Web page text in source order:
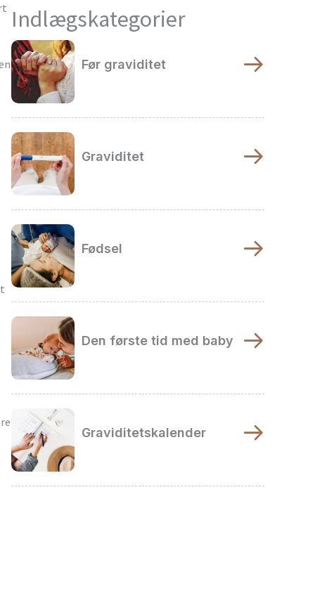
Indlægskategorier
Før graviditet
Graviditet
Fødsel
Den første tid med baby
Graviditetskalender